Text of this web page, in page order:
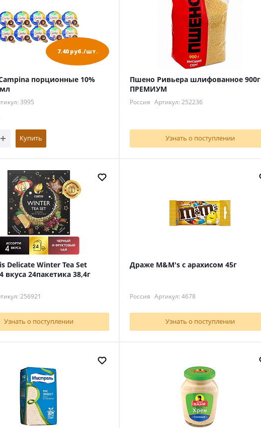
7.40 руб./шт.
порционные 10%
3995
Купить
Пшено Ривьера шлифованное 900г
ПРЕМИУМ
Россия Артикул: 252236
Узнать о поступлении
Delicate Winter Tea Set
вкуса 24пакетика 38,4г
256921
Узнать о поступлении
Драже M&M's с арахисом 45г
Россия Артикул: 4678
Узнать о поступлении